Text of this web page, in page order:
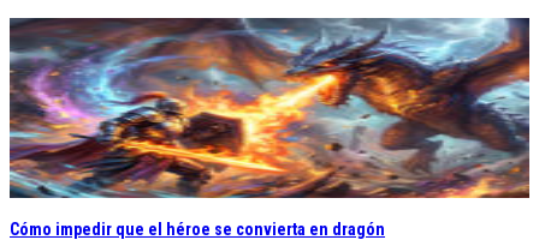
Cómo impedir que el héroe se convierta en dragón